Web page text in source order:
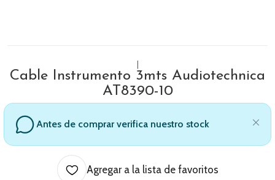
Cable Instrumento 3mts Audiotechnica
AT8390-10
Antes de comprar verifica nuestro stock
Agregar a la lista de favoritos